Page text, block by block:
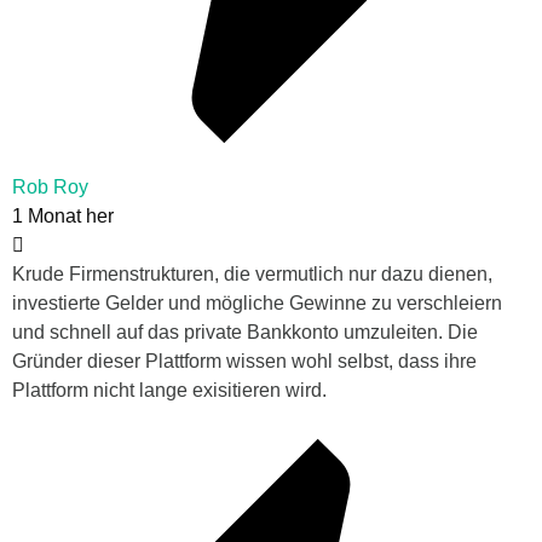
Rob Roy
1 Monat her
Krude Firmenstrukturen, die vermutlich nur dazu dienen,
investierte Gelder und mögliche Gewinne zu verschleiern
und schnell auf das private Bankkonto umzuleiten. Die
Gründer dieser Plattform wissen wohl selbst, dass ihre
Plattform nicht lange exisitieren wird.